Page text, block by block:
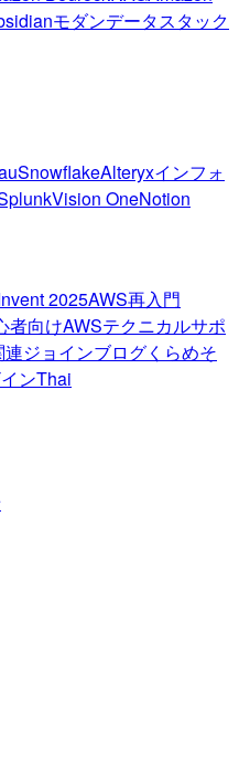
モダンデータスタック
SnowflakeAlteryxインフォ
Vision OneNotion
2025AWS再入門
者向けAWSテクニカルサポ
連ジョインブログくらめそ
ンThai